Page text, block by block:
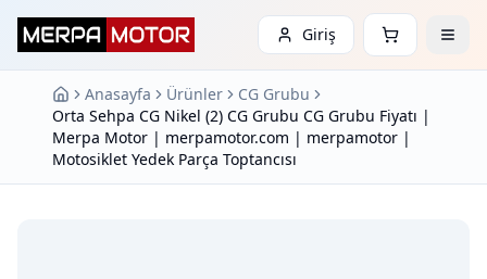
Giriş
Anasayfa Ürünler
CG Grubu
Orta Sehpa CG Nikel (2) CG Grubu CG Grubu Fiyatı |
Merpa Motor | merpamotor.com | merpamotor |
Motosiklet Yedek Parça Toptancısı